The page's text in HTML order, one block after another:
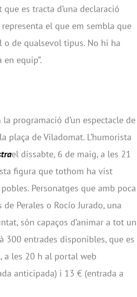
que es tracta d’una declaració
el que em sembla que
o de qualsevol tipus. No hi ha
en equip”.
programació d’un espectacle de
plaça de Viladomat. L’humorista
el dissabte, 6 de maig, a les 21
figura que tothom ha vist
Personatges que amb poca
Perales o Rocío Jurado, una
són capaços d’animar a tot un
300 entrades disponibles, que es
a les 20 h al portal web
anticipada) i 13 € (entrada a